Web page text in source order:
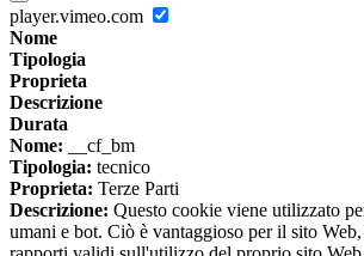
player.vimeo.com
Nome
Tipologia
Proprieta
Descrizione
Durata
Nome: __cf_bm
Tipologia: tecnico
Proprieta: Terze Parti
Descrizione: Questo cookie viene utilizzato
umani e bot. Ciò è vantaggioso per il sito